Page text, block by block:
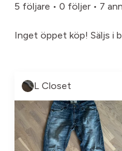
5 följare • 0 följer • 7
Inget öppet köp! Säljs i
L Closet